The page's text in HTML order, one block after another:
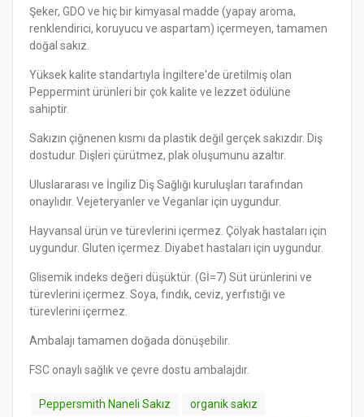
Şeker, GDO ve hiç bir kimyasal madde (yapay aroma,
renklendirici, koruyucu ve aspartam) içermeyen, tamamen
doğal sakız.
Yüksek kalite standartıyla İngiltere'de üretilmiş olan
Peppermint ürünleri bir çok kalite ve lezzet ödülüne
sahiptir.
Sakızın çiğnenen kısmı da plastik değil gerçek sakızdır. Diş
dostudur. Dişleri çürütmez, plak oluşumunu azaltır.
Uluslararası ve İngiliz Diş Sağlığı kuruluşları tarafından
onaylıdır. Vejeteryanler ve Veganlar için uygundur.
Hayvansal ürün ve türevlerini içermez. Çölyak hastaları için
uygundur. Gluten içermez. Diyabet hastaları için uygundur.
Glisemik indeks değeri düşüktür. (Gİ=7) Süt ürünlerini ve
türevlerini içermez. Soya, fındık, ceviz, yerfıstığı ve
türevlerini içermez.
Ambalajı tamamen doğada dönüşebilir.
FSC onaylı sağlık ve çevre dostu ambalajdır.
Peppersmith Naneli Sakız
organik sakız